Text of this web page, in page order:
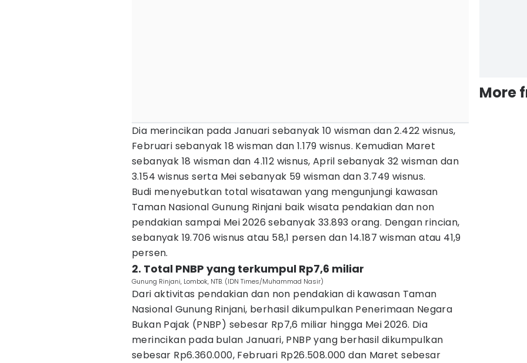
Dia merincikan pada Januari sebanyak 10 wisman dan 2.422 wisnus,
Februari sebanyak 18 wisman dan 1.179 wisnus. Kemudian Maret
sebanyak 18 wisman dan 4.112 wisnus, April sebanyak 32 wisman dan
3.154 wisnus serta Mei sebanyak 59 wisman dan 3.749 wisnus.
Budi menyebutkan total wisatawan yang mengunjungi kawasan
Taman Nasional Gunung Rinjani baik wisata pendakian dan non
pendakian sampai Mei 2026 sebanyak 33.893 orang. Dengan rincian,
sebanyak 19.706 wisnus atau 58,1 persen dan 14.187 wisman atau 41,9
persen.
2. Total PNBP yang terkumpul Rp7,6 miliar
Gunung Rinjani, Lombok, NTB. (IDN Times/Muhammad Nasir)
Dari aktivitas pendakian dan non pendakian di kawasan Taman
Nasional Gunung Rinjani, berhasil dikumpulkan Penerimaan Negara
Bukan Pajak (PNBP) sebesar Rp7,6 miliar hingga Mei 2026. Dia
merincikan pada bulan Januari, PNBP yang berhasil dikumpulkan
sebesar Rp6.360.000, Februari Rp26.508.000 dan Maret sebesar
More